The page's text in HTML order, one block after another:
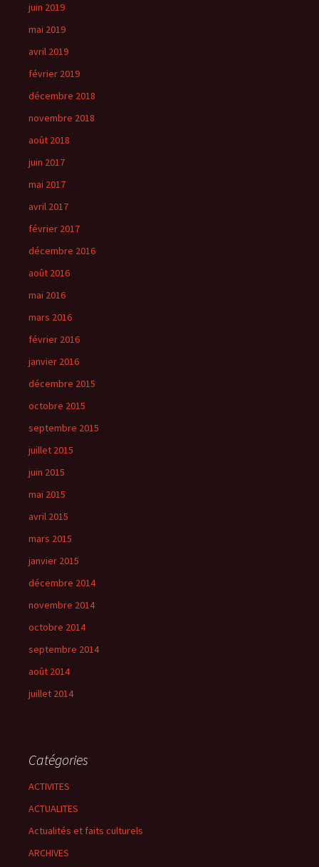
juin 2019
mai 2019
avril 2019
février 2019
décembre 2018
novembre 2018
août 2018
juin 2017
mai 2017
avril 2017
février 2017
décembre 2016
août 2016
mai 2016
mars 2016
février 2016
janvier 2016
décembre 2015
octobre 2015
septembre 2015
juillet 2015
juin 2015
mai 2015
avril 2015
mars 2015
janvier 2015
décembre 2014
novembre 2014
octobre 2014
septembre 2014
août 2014
juillet 2014
Catégories
ACTIVITES
ACTUALITES
Actualités et faits culturels
ARCHIVES